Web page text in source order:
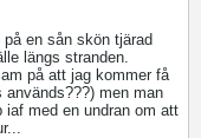
en sån skön tjärad
längs stranden.
på att jag kommer få
används???) men man
med en undran om att